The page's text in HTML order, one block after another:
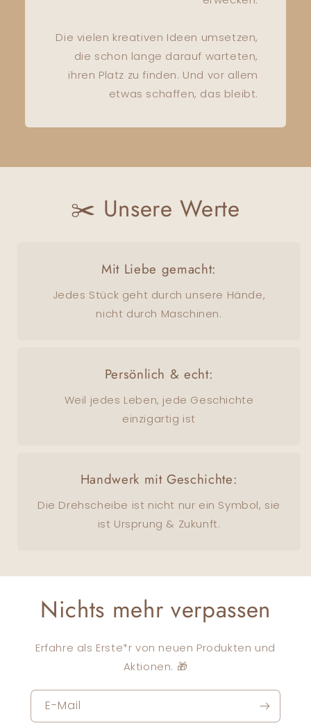
Die vielen kreativen Ideen umsetzen,
die schon lange darauf warteten,
ihren Platz zu finden. Und vor allem
etwas schaffen, das bleibt.
✂️ Unsere Werte
Mit Liebe gemacht:
Jedes Stück geht durch unsere Hände,
nicht durch Maschinen.
Persönlich & echt:
Weil jedes Leben, jede Geschichte
einzigartig ist
Handwerk mit Geschichte:
Die Drehscheibe ist nicht nur ein Symbol, sie
ist Ursprung & Zukunft.
Nichts mehr verpassen
Erfahre als Erste*r von neuen Produkten und
Aktionen. 🎁
E-Mail